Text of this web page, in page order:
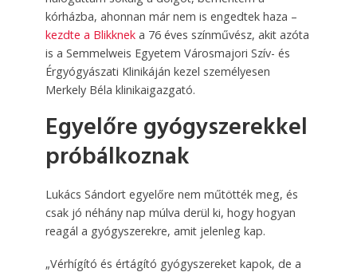
kórházba, ahonnan már nem is engedtek haza –
kezdte a Blikkneka 76 éves színművész, akit azóta
is a Semmelweis Egyetem Városmajori Szív- és
Érgyógyászati Klinikáján kezel személyesen
Merkely Béla klinikaigazgató.
Egyelőre gyógyszerekkel
próbálkoznak
Lukács Sándort egyelőre nem műtötték meg, és
csak jó néhány nap múlva derül ki, hogy hogyan
reagál a gyógyszerekre, amit jelenleg kap.
„Vérhígító és értágító gyógyszereket kapok, de a